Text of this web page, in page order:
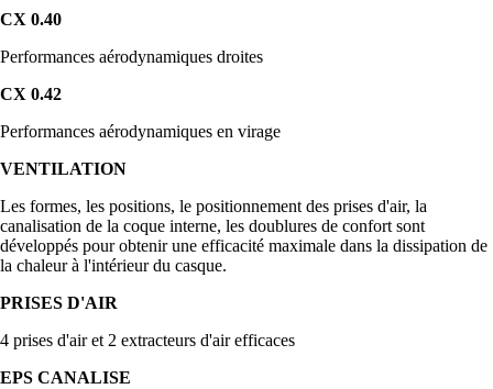
CX 0.40
Performances aérodynamiques droites
CX 0.42
Performances aérodynamiques en virage
VENTILATION
Les formes, les positions, le positionnement des prises d'air, la
canalisation de la coque interne, les doublures de confort sont
développés pour obtenir une efficacité maximale dans la dissipation de
la chaleur à l'intérieur du casque.
PRISES D'AIR
4 prises d'air et 2 extracteurs d'air efficaces
EPS CANALISE